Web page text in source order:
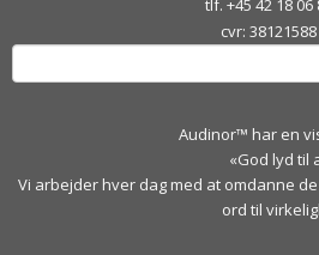
tlf. +45 42 18 06
cvr: 38121588
Søg
efter:
Audinor™ har en
«God lyd til
Vi arbejder hver dag med at omdanne
ord til